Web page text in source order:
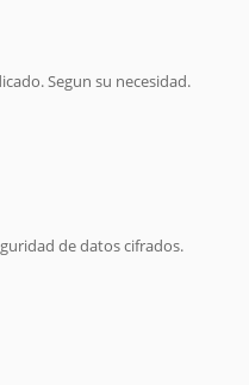
Segun su necesidad.
de datos cifrados.